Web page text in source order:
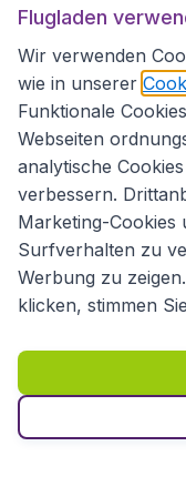
Kundenservice
Flugladen.de
Internationale
Folgen Sie uns:
Flugladen
Wir verwenden
wie in unserer
Funktionale
Webseiten
analytische
verbessern.
Marketing-Cookies
Surfverhalten zu
Werbung zu
klicken, stimmen